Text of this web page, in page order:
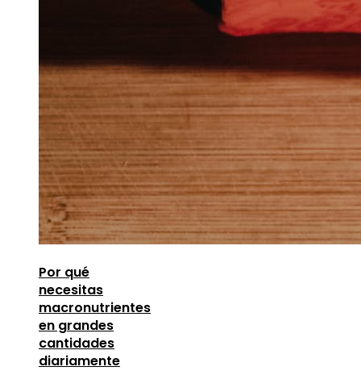
Por qué
necesitas
macronutrientes
en grandes
cantidades
diariamente